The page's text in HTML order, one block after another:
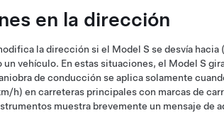
en la dirección
la dirección si el Model S se desvía hacia
vehículo. En estas situaciones, el Model S
de conducción se aplica solamente
h) en carreteras principales con marcas de
muestra brevemente un mensaje de